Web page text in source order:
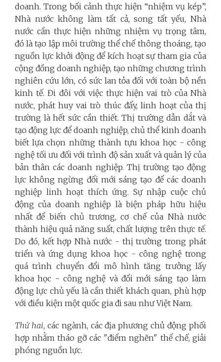
doanh. Trong bối cảnh thực hiện “nhiệm vụ kép”,
Nhà nước không làm tất cả, song tất yếu, Nhà
nước cần thực hiện những nhiệm vụ trọng tâm,
đó là tạo lập môi trường thể chế thông thoáng, tạo
nguồn lực khởi động để kích hoạt sự tham gia của
cộng đồng doanh nghiệp, tạo những chương trình
nghiên cứu lớn, có sức lan tỏa đối với toàn bộ nền
kinh tế. Đi đôi với việc thực hiện vai trò của Nhà
nước, phát huy vai trò thúc đẩy, linh hoạt của thị
trường là hết sức cần thiết. Thị trường dẫn dắt và
tạo động lực để doanh nghiệp, chủ thể kinh doanh
biết lựa chọn những thành tựu khoa học - công
nghệ tối ưu đối với trình độ sản xuất và quản lý của
bản thân các doanh nghiệp. Thị trường tạo động
lực không ngừng đổi mới sáng tạo để các doanh
nghiệp linh hoạt thích ứng. Sự nhập cuộc chủ
động của doanh nghiệp là biện pháp hữu hiệu
nhất để biến chủ trương, cơ chế của Nhà nước
thành hiệu quả năng suất, chất lượng trên thực tế.
Do đó, kết hợp Nhà nước - thị trường trong phát
triển và ứng dụng khoa học - công nghệ trong
quá trình chuyển đổi mô hình tăng trưởng lấy
khoa học - công nghệ và đổi mới sáng tạo làm
động lực chủ yếu là cần thiết khách quan, phù hợp
với điều kiện một quốc gia đi sau như Việt Nam.
Thứ hai, các ngành, các địa phương chủ động phối
hợp nhằm tháo gỡ các "điểm nghẽn" thể chế, giải
phóng nguồn lực.